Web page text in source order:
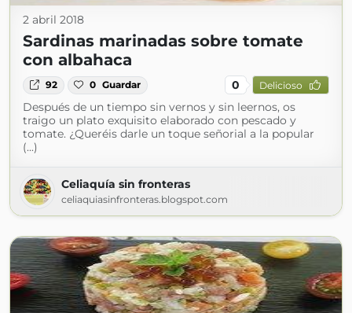
2 abril 2018
Sardinas marinadas sobre tomate
con albahaca
92 0 Guardar 0 Delicioso
Después de un tiempo sin vernos y sin leernos, os
traigo un plato exquisito elaborado con pescado y
tomate. ¿Queréis darle un toque señorial a la popular
(...)
Celiaquía sin fronteras
celiaquiasinfronteras.blogspot.com